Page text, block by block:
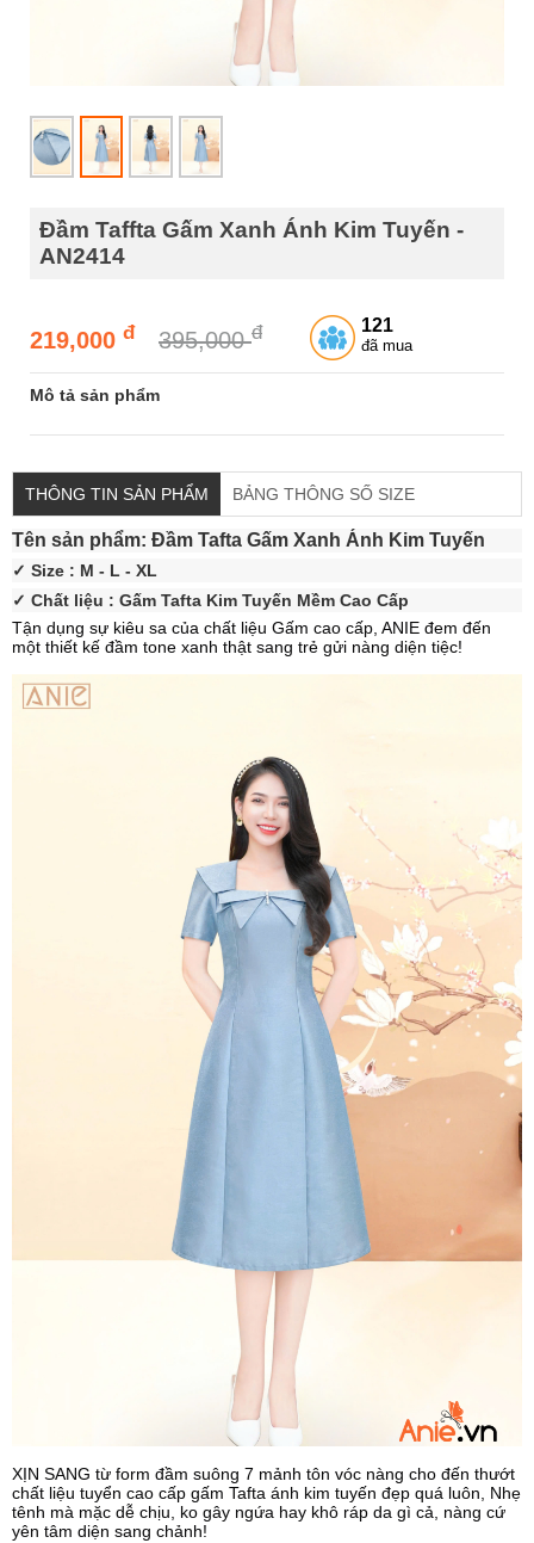
Đầm Taffta Gấm Xanh Ánh Kim Tuyến -
AN2414
219,000 đ 395,000đ 121
đã mua
Mô tả sản phẩm
THÔNG TIN SẢN PHẨM BẢNG THÔNG SỐ SIZE
Tên sản phẩm: Đầm Tafta Gấm Xanh Ánh Kim Tuyến
✓ Size : M - L - XL
✓ Chất liệu : Gấm Tafta Kim Tuyến Mềm Cao Cấp
Tận dụng sự kiêu sa của chất liệu Gấm cao cấp, ANIE đem đến
một thiết kế đầm tone xanh thật sang trẻ gửi nàng diện tiệc!
XỊN SANG từ form đầm suông 7 mảnh tôn vóc nàng cho đến thướt
chất liệu tuyển cao cấp gấm Tafta ánh kim tuyến đẹp quá luôn, Nhẹ
tênh mà mặc dễ chịu, ko gây ngứa hay khô ráp da gì cả, nàng cứ
yên tâm diện sang chảnh!